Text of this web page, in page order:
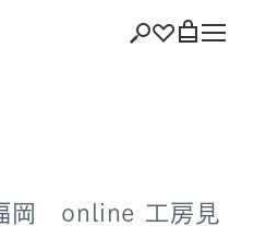
見る岡 online 工房見